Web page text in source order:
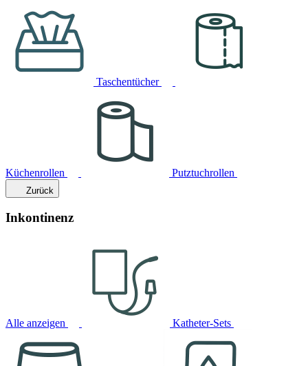
Taschentücher
Küchenrollen Putztuchrollen
Zurück
Inkontinenz
Alle anzeigen Katheter-Sets